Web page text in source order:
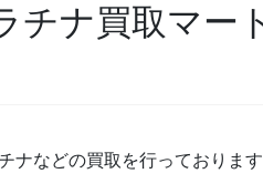
チナ買取マー
ナなどの買取を行っておりま